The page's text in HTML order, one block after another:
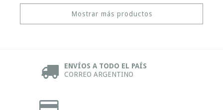
Mostrar más productos
ENVÍOS A TODO EL PAÍS
CORREO ARGENTINO